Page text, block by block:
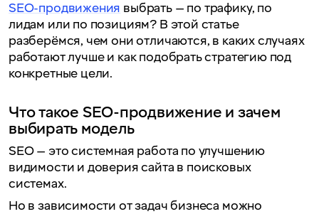
SEO-продвижения выбрать — по трафику, по
лидам или по позициям? В этой статье
разберёмся, чем они отличаются, в каких случаях
работают лучше и как подобрать стратегию под
конкретные цели.
Что такое SEO-продвижение и зачем
выбирать модель
SEO — это системная работа по улучшению
видимости и доверия сайта в поисковых
системах.
Но в зависимости от задач бизнеса можно